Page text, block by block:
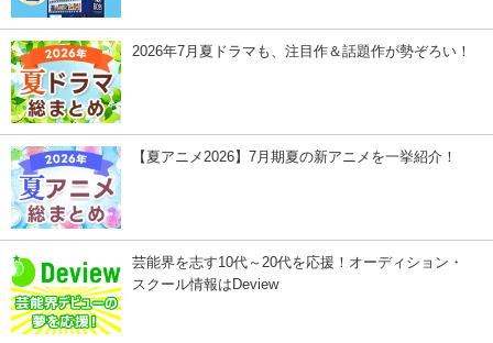
2026年7月夏ドラマも、注目作＆話題作が勢ぞろい！
【夏アニメ2026】7月期夏の新アニメを一挙紹介！
芸能界を志す10代～20代を応援！オーディション・
スクール情報はDeview